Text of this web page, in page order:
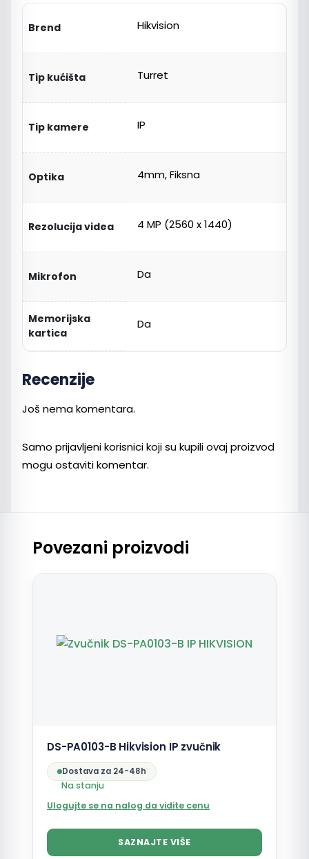
Brend Hikvision
Tip kućišta Turret
Tip kamere IP
Optika 4mm, Fiksna
Rezolucija videa 4 MP (2560 x 1440)
Mikrofon Da
Memorijska
kartica
Da
Recenzije
Još nema komentara.
Samo prijavljeni korisnici koji su kupili ovaj proizvod
mogu ostaviti komentar.
Povezani proizvodi
DS-PA0103-B Hikvision IP zvučnik
Dostava za 24-48h
Na stanju
Ulogujte se na nalog da vidite cenu
SAZNAJTE VIŠE